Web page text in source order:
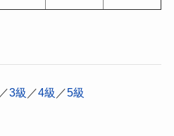
／3級 ／4級 ／5級